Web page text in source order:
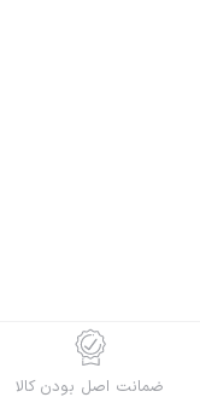
ضمانت اصل بودن کالا